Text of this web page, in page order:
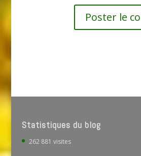
Statistiques du blog
262 881 visites